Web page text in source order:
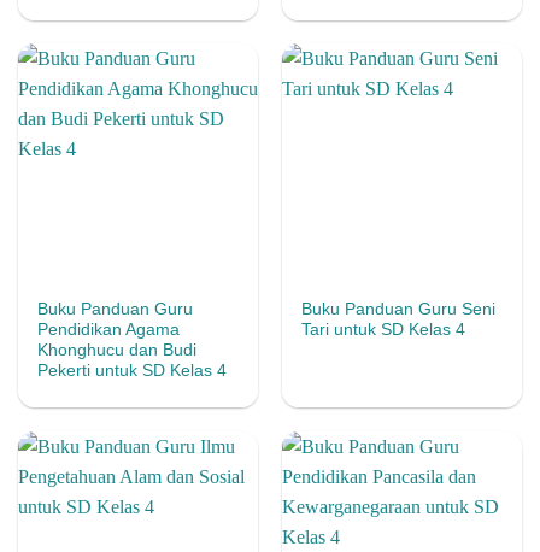
Buku Panduan Guru
Pendidikan Agama
Khonghucu dan Budi
Pekerti untuk SD Kelas 4
Buku Panduan Guru Seni
Tari untuk SD Kelas 4